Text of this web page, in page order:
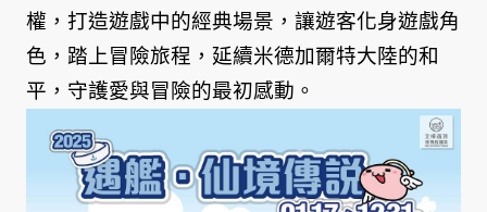
權，打造遊戲中的經典場景，讓遊客化身遊戲角
色，踏上冒險旅程，延續米德加爾特大陸的和
平，守護愛與冒險的最初感動。